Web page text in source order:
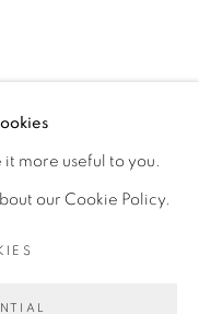
BOLD GALLERY
it more useful to you.
our Cookie Policy.